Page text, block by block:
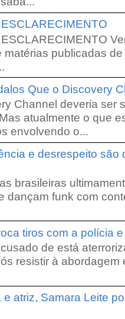
matérias publicadas
Que o Discovery
Channel deveria ser
atualmente o que
envolvendo o...
e desrespeito são
brasileiras
dançam funk com
tiros com a polícia
de está
resistir à
e atriz, Samara Leite